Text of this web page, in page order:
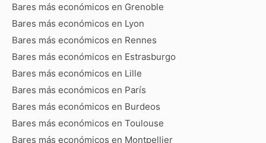
Bares más económicos en Grenoble
Bares más económicos en Lyon
Bares más económicos en Rennes
Bares más económicos en Estrasburgo
Bares más económicos en Lille
Bares más económicos en París
Bares más económicos en Burdeos
Bares más económicos en Toulouse
Bares más económicos en Montpellier